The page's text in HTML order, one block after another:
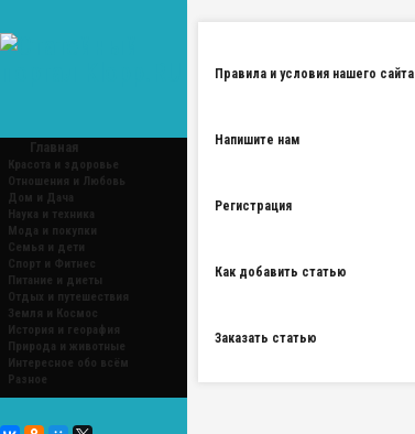
Главная
Красота и здоровье
Отношения и Любовь
Дом и Дача
Наука и техника
Мода и покупки
Семья и дети
Спорт и Фитнес
Питание и диеты
Отдых и путешествия
Земля и Космос
История и георафия
Природа и животные
Интересное обо всём
Разное
Правила и условия нашего сайта
Напишите нам
Регистрация
Как добавить статью
Заказать статью